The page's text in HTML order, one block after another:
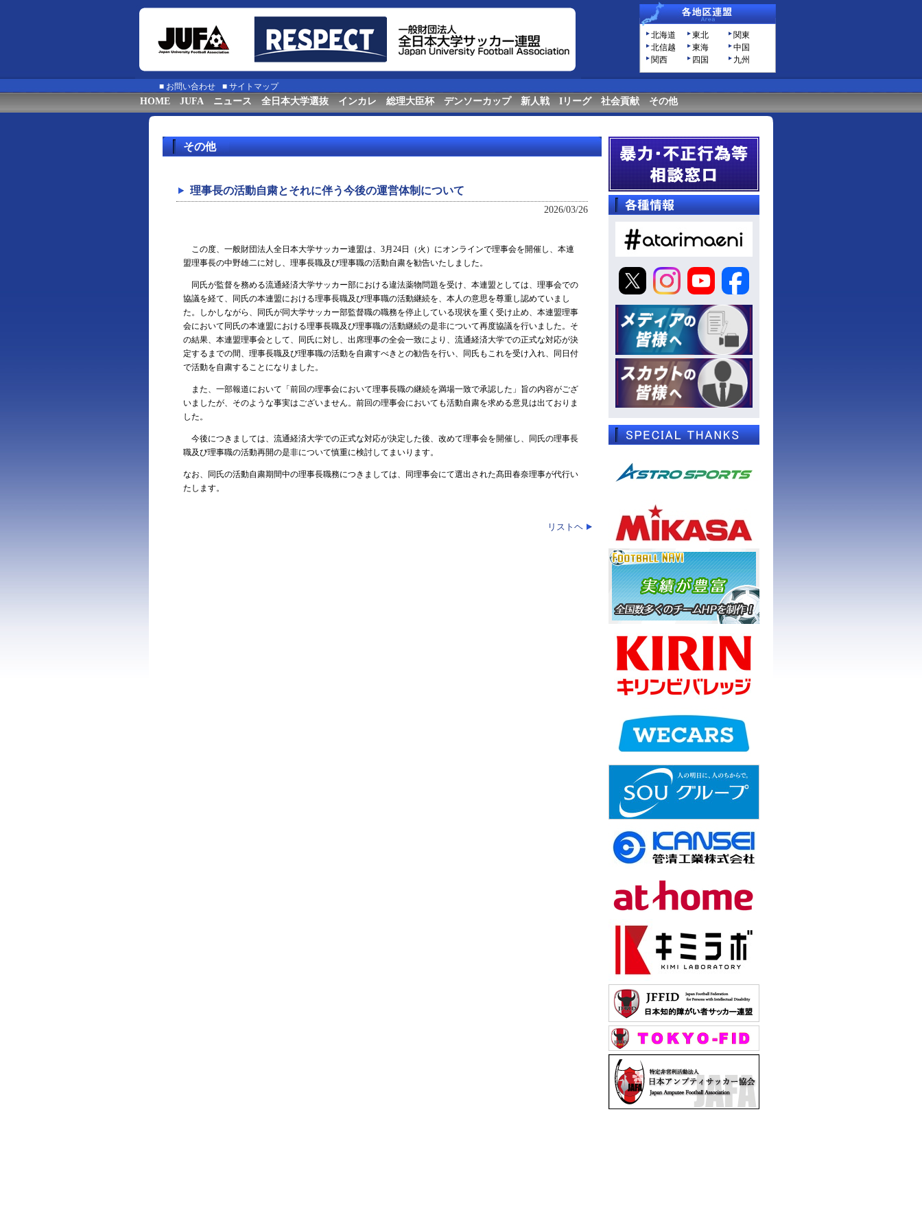
北海道 東北
関東
北信越
東海
中国
関西
四国 九州
■ お問い合わせ ■ サイトマップ
HOME JUFA ニュース 全日本大学選抜 インカレ 総理大臣杯 デンソーカップ 新人戦 Iリーグ 社会貢献 その他
その他
理事長の活動自粛とそれに伴う今後の運営体制について
2026/03/26
この度、一般財団法人全日本大学サッカー連盟は、3月24日（火）にオンラインで理事会を開催し、本連
盟理事長の中野雄二に対し、理事長職及び理事職の活動自粛を勧告いたしました。
同氏が監督を務める流通経済大学サッカー部における違法薬物問題を受け、本連盟としては、理事会での
協議を経て、同氏の本連盟における理事長職及び理事職の活動継続を、本人の意思を尊重し認めていまし
た。しかしながら、同氏が同大学サッカー部監督職の職務を停止している現状を重く受け止め、本連盟理事
会において同氏の本連盟における理事長職及び理事職の活動継続の是非について再度協議を行いました。そ
の結果、本連盟理事会として、同氏に対し、出席理事の全会一致により、流通経済大学での正式な対応が決
定するまでの間、理事長職及び理事職の活動を自粛すべきとの勧告を行い、同氏もこれを受け入れ、同日付
で活動を自粛することになりました。
また、一部報道において「前回の理事会において理事長職の継続を満場一致で承認した」旨の内容がござ
いましたが、そのような事実はございません。前回の理事会においても活動自粛を求める意見は出ておりま
した。
今後につきましては、流通経済大学での正式な対応が決定した後、改めて理事会を開催し、同氏の理事長
職及び理事職の活動再開の是非について慎重に検討してまいります。
なお、同氏の活動自粛期間中の理事長職務につきましては、同理事会にて選出された髙田春奈理事が代行い
たします。
リストヘ